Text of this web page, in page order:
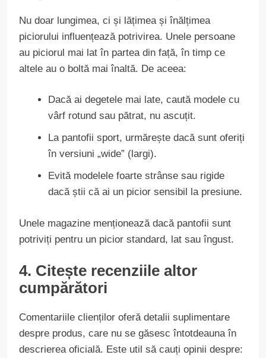
Nu doar lungimea, ci și lățimea și înălțimea
piciorului influențează potrivirea. Unele persoane
au piciorul mai lat în partea din față, în timp ce
altele au o boltă mai înaltă. De aceea:
Dacă ai degetele mai late, caută modele cu
vârf rotund sau pătrat, nu ascuțit.
La pantofii sport, urmărește dacă sunt oferiți
în versiuni „wide” (largi).
Evită modelele foarte strânse sau rigide
dacă știi că ai un picior sensibil la presiune.
Unele magazine menționează dacă pantofii sunt
potriviți pentru un picior standard, lat sau îngust.
4. Citește recenziile altor
cumpărători
Comentariile clienților oferă detalii suplimentare
despre produs, care nu se găsesc întotdeauna în
descrierea oficială. Este util să cauți opinii despre: